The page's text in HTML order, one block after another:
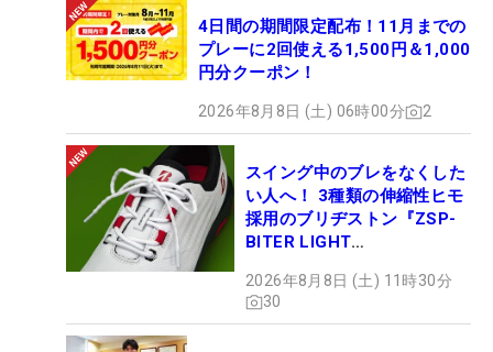
4日間の期間限定配布！11月までの
プレーに2回使える1,500円＆1,000
円分クーポン！
2026年8月8日 (土) 06時00分 2
スイング中のブレをなくした
い人へ！ 3種類の伸縮性ヒモ
採用のブリヂストン『ZSP-
BITER LIGHT
ュー
2026年8月8日 (土) 11時30分
30